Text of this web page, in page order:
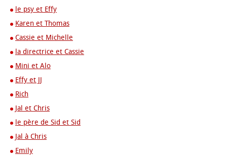
le psy et Effy
Karen et Thomas
Cassie et Michelle
la directrice et Cassie
Mini et Alo
Effy et JJ
Rich
Jal et Chris
le père de Sid et Sid
Jal à Chris
Emily